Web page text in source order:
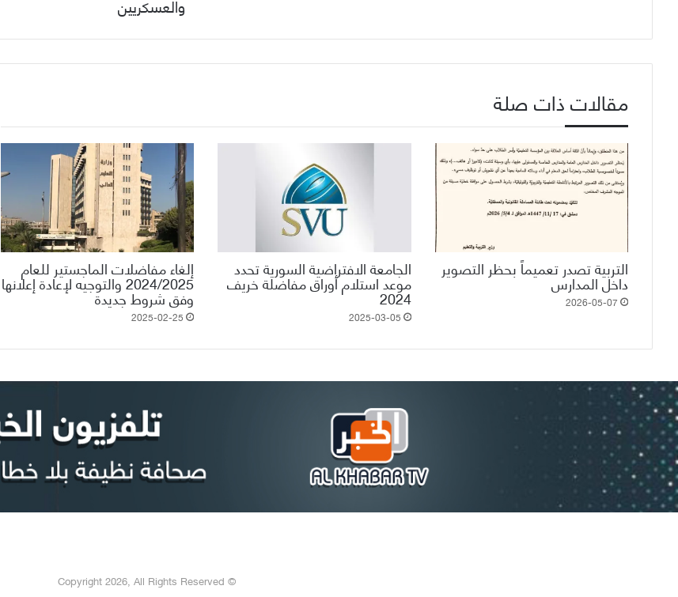
والعسكريين
مقالات ذات صلة
التربية تصدر تعميماً بحظر التصوير
داخل المدارس
2026-05-07
الجامعة الافتراضية السورية تحدد
موعد استلام أوراق مفاضلة خريف
‌‏2024
2025-03-05
إلغاء مفاضلات الماجستير للعام
2024/2025 والتوجيه لإعادة إعلانها
وفق شروط جديدة
2025-02-25
© Copyright 2026, All Rights Reserved